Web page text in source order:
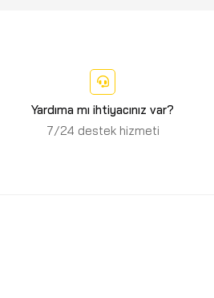
Yardıma mı ihtiyacınız var?
7/24 destek hizmeti